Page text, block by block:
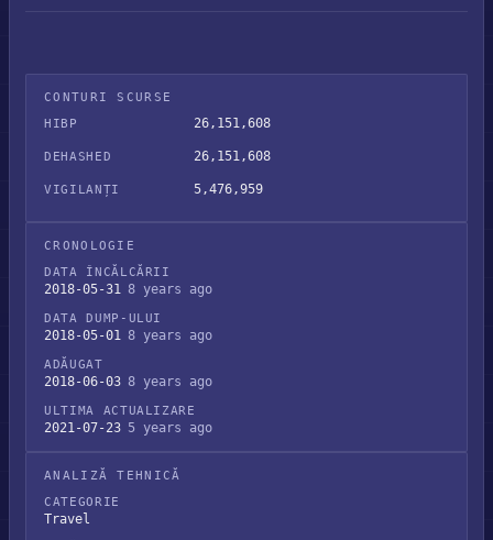
CONTURI SCURSE
HIBP
26,151,608
DEHASHED 26,151,608
VIGILANȚI 5,476,959
CRONOLOGIE
DATA ÎNCĂLCĂRII
2018-05-31 8 years ago
DATA DUMP-ULUI
2018-05-01 8 years ago
ADĂUGAT
2018-06-03 8 years ago
ULTIMA ACTUALIZARE
2021-07-23 5 years ago
ANALIZĂ TEHNICĂ
CATEGORIE
Travel